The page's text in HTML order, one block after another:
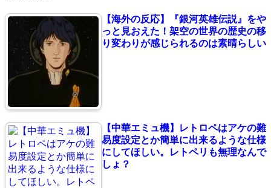
【海外の反応】『銀河英雄伝説』をや
っと見おえた！架空の世界の歴史の移
り変わりが感じられるのは素晴らしい
【中華エミュ機】レトロペはアケの難
易度設定とか簡単に出来るような仕様
にしてほしい。レトペリも無理なんで
しょ？